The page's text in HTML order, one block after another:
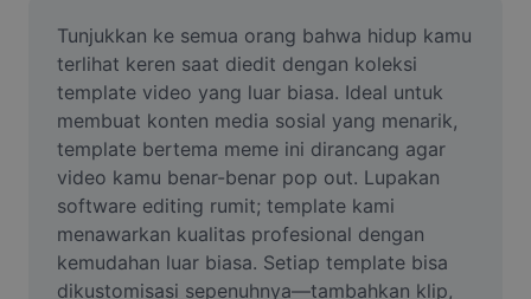
Pembuat Meme
AI Text Remover
AI People Remover
AI Inpainting
Face Cutout
Tunjukkan ke semua orang bahwa hidup kamu
terlihat keren saat diedit dengan koleksi
template video yang luar biasa. Ideal untuk
membuat konten media sosial yang menarik,
template bertema meme ini dirancang agar
video kamu benar-benar pop out. Lupakan
software editing rumit; template kami
menawarkan kualitas profesional dengan
kemudahan luar biasa. Setiap template bisa
dikustomisasi sepenuhnya—tambahkan klip,